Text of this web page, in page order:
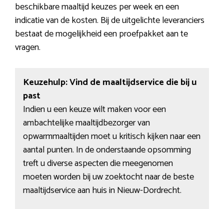
beschikbare maaltijd keuzes per week en een
indicatie van de kosten. Bij de uitgelichte leveranciers
bestaat de mogelijkheid een proefpakket aan te
vragen.
Keuzehulp: Vind de maaltijdservice die bij u
past
Indien u een keuze wilt maken voor een
ambachtelijke maaltijdbezorger van
opwarmmaaltijden moet u kritisch kijken naar een
aantal punten. In de onderstaande opsomming
treft u diverse aspecten die meegenomen
moeten worden bij uw zoektocht naar de beste
maaltijdservice aan huis in Nieuw-Dordrecht.